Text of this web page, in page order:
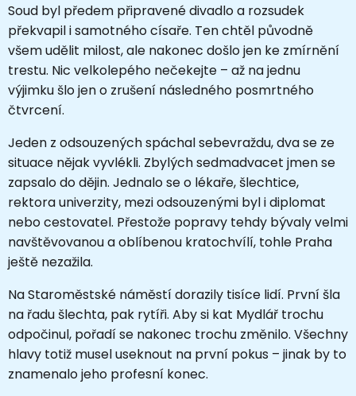
Soud byl předem připravené divadlo a rozsudek
překvapil i samotného císaře. Ten chtěl původně
všem udělit milost, ale nakonec došlo jen ke zmírnění
trestu. Nic velkolepého nečekejte – až na jednu
výjimku šlo jen o zrušení následného posmrtného
čtvrcení.
Jeden z odsouzených spáchal sebevraždu, dva se ze
situace nějak vyvlékli. Zbylých sedmadvacet jmen se
zapsalo do dějin. Jednalo se o lékaře, šlechtice,
rektora univerzity, mezi odsouzenými byl i diplomat
nebo cestovatel. Přestože popravy tehdy bývaly velmi
navštěvovanou a oblíbenou kratochvílí, tohle Praha
ještě nezažila.
Na Staroměstské náměstí dorazily tisíce lidí. První šla
na řadu šlechta, pak rytíři. Aby si kat Mydlář trochu
odpočinul, pořadí se nakonec trochu změnilo. Všechny
hlavy totiž musel useknout na první pokus – jinak by to
znamenalo jeho profesní konec.